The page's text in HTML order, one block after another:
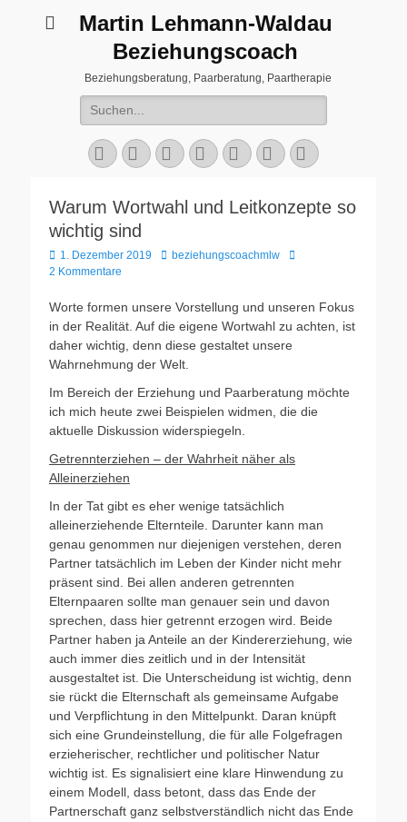
Martin Lehmann-Waldau
Beziehungscoach
Beziehungsberatung, Paarberatung, Paartherapie
Suchen
nach:
Facebook
E-
Mail
LinkedInYouTubeInstagram
WebsiteTelefon
Warum Wortwahl und Leitkonzepte so
wichtig sind
Veröffentlicht
am
1. Dezember 2019 Autorbeziehungscoachmlw
2 Kommentare
Worte formen unsere Vorstellung und unseren Fokus
in der Realität. Auf die eigene Wortwahl zu achten, ist
daher wichtig, denn diese gestaltet unsere
Wahrnehmung der Welt.
Im Bereich der Erziehung und Paarberatung möchte
ich mich heute zwei Beispielen widmen, die die
aktuelle Diskussion widerspiegeln.
Getrennterziehen – der Wahrheit näher als
Alleinerziehen
In der Tat gibt es eher wenige tatsächlich
alleinerziehende Elternteile. Darunter kann man
genau genommen nur diejenigen verstehen, deren
Partner tatsächlich im Leben der Kinder nicht mehr
präsent sind. Bei allen anderen getrennten
Elternpaaren sollte man genauer sein und davon
sprechen, dass hier getrennt erzogen wird. Beide
Partner haben ja Anteile an der Kindererziehung, wie
auch immer dies zeitlich und in der Intensität
ausgestaltet ist. Die Unterscheidung ist wichtig, denn
sie rückt die Elternschaft als gemeinsame Aufgabe
und Verpflichtung in den Mittelpunkt. Daran knüpft
sich eine Grundeinstellung, die für alle Folgefragen
erzieherischer, rechtlicher und politischer Natur
wichtig ist. Es signalisiert eine klare Hinwendung zu
einem Modell, dass betont, dass das Ende der
Partnerschaft ganz selbstverständlich nicht das Ende